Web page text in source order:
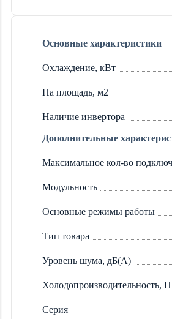
Основные характеристики
Охлаждение, кВт
На площадь, м2
Наличие инвертора
Дополнительные
Максимальное кол-во
Модульность
Основные режимы работы
Тип товара
Уровень шума, дБ(А)
Холодопроизводительность,
Серия